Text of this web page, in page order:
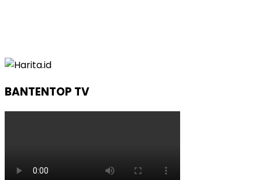
BANTENTOP TV